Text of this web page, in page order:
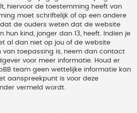
hiervoor de toestemming heeft van
moet schriftelijk of op een andere
de ouders weten dat de website
hun kind, jonger dan 13, heeft. Indien je
al dan niet op jou of de website
toepassing is, neem dan contact
voor meer informatie. Houd er
team geen wettelijke informatie kan
aanspreekpunt is voor deze
vermeld wordt.